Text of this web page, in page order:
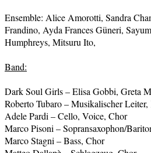
Ensemble: Alice Amorotti, Sandra
Frandino, Ayda Frances Güneri,
Humphreys, Mitsuru Ito,
Band:
Dark Soul Girls – Elisa Gobbi, Greta
Roberto Tubaro – Musikalischer
Adele Pardi – Cello, Voice, Chor
Marco Pisoni – Sopransaxophon/
Marco Stagni – Bass, Chor